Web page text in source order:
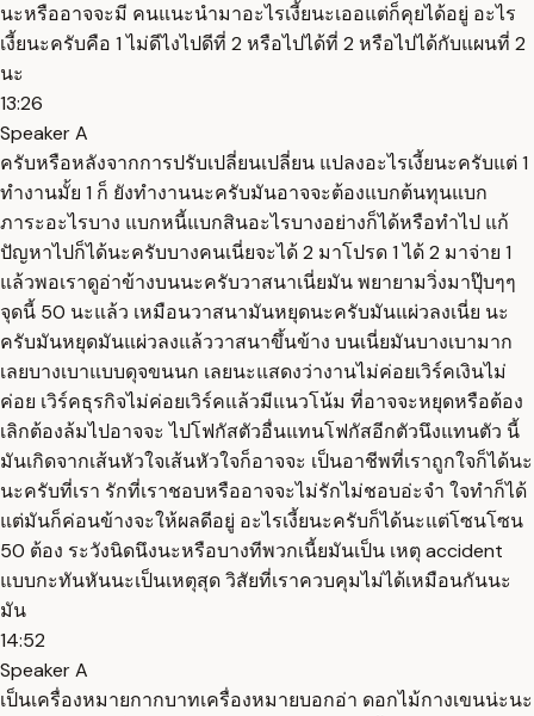
นะหรืออาจจะมี คนแนะนำมาอะไรเงี้ยนะเออแต่ก็คุยได้อยู่ อะไร
เงี้ยนะครับคือ 1 ไม่ดีไงไปดีที่ 2 หรือไปได้ที่ 2 หรือไปได้กับแผนที่ 2
นะ
13:26
Speaker A
ครับหรือหลังจากการปรับเปลี่ยนเปลี่ยน แปลงอะไรเงี้ยนะครับแต่ 1
ทำงานมั้ย 1 ก็ ยังทำงานนะครับมันอาจจะต้องแบกต้นทุนแบก
ภาระอะไรบาง แบกหนี้แบกสินอะไรบางอย่างก็ได้หรือทำไป แก้
ปัญหาไปก็ได้นะครับบางคนเนี่ยจะได้ 2 มาโปรด 1 ได้ 2 มาจ่าย 1
แล้วพอเราดูอ่าข้างบนนะครับวาสนาเนี่ยมัน พยายามวิ่งมาปุ๊บๆๆ
จุดนี้ 50 นะแล้ว เหมือนวาสนามันหยุดนะครับมันแผ่วลงเนี่ย นะ
ครับมันหยุดมันแผ่วลงแล้ววาสนาขึ้นข้าง บนเนี่ยมันบางเบามาก
เลยบางเบาแบบดุจขนนก เลยนะแสดงว่างานไม่ค่อยเวิร์คเงินไม่
ค่อย เวิร์คธุรกิจไม่ค่อยเวิร์คแล้วมีแนวโน้ม ที่อาจจะหยุดหรือต้อง
เลิกต้องล้มไปอาจจะ ไปโฟกัสตัวอื่นแทนโฟกัสอีกตัวนึงแทนตัว นี้
มันเกิดจากเส้นหัวใจเส้นหัวใจก็อาจจะ เป็นอาชีพที่เราถูกใจก็ได้นะ
นะครับที่เรา รักที่เราชอบหรืออาจจะไม่รักไม่ชอบอ่ะจำ ใจทำก็ได้
แต่มันก็ค่อนข้างจะให้ผลดีอยู่ อะไรเงี้ยนะครับก็ได้นะแต่โซนโซน
50 ต้อง ระวังนิดนึงนะหรือบางทีพวกเนี้ยมันเป็น เหตุ accident
แบบกะทันหันนะเป็นเหตุสุด วิสัยที่เราควบคุมไม่ได้เหมือนกันนะ
มัน
14:52
Speaker A
เป็นเครื่องหมายกากบาทเครื่องหมายบอกอ่า ดอกไม้กางเขนน่ะนะ